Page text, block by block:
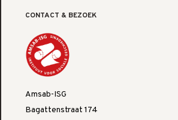
CONTACT & BEZOEK
Amsab-ISG
Bagattenstraat 174